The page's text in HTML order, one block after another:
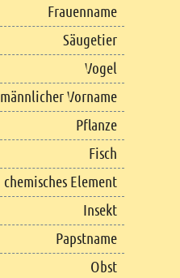
Frauenname
Säugetier
Vogel
männlicher Vorname
Pflanze
Fisch
chemisches Element
Insekt
Papstname
Obst